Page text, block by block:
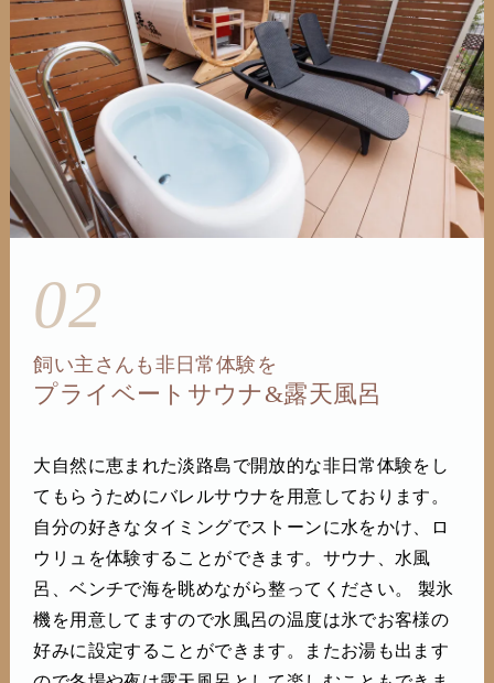
02
飼い主さんも非日常体験を
プライベートサウナ&露天風呂
大自然に恵まれた淡路島で開放的な非日常体験をし
てもらうためにバレルサウナを用意しております。
自分の好きなタイミングでストーンに水をかけ、ロ
ウリュを体験することができます。サウナ、水風
呂、ベンチで海を眺めながら整ってください。 製氷
機を用意してますので水風呂の温度は氷でお客様の
好みに設定することができます。またお湯も出ます